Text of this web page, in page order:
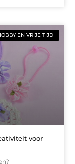
EN VRIJE TIJD
voor